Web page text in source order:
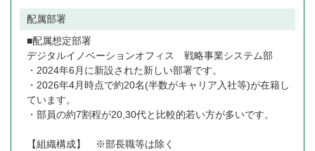
配属部署
■配属想定部署
デジタルイノベーションオフィス 戦略事業システム部
・2024年6月に新設された新しい部署です。
・2026年4月時点で約20名(半数がキャリア入社等)が在籍し
ています。
・部員の約7割程が20,30代と比較的若い方が多いです。
【組織構成】 ※部長職等は除く